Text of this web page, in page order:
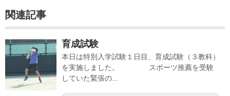
関連記事
育成試験
本日は特別入学試験１日目、育成試験（３教科）
を実施しました。 スポーツ推薦を受験
していた緊張の...